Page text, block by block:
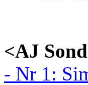
<AJ
- Nr 1: